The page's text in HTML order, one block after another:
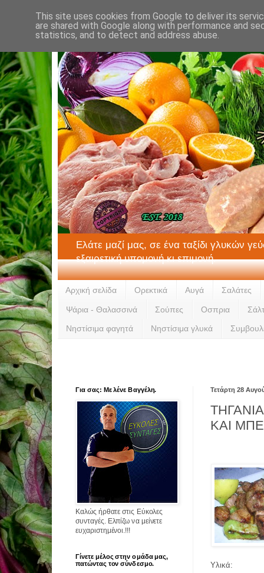
Ελάτε μαζί μας, σε ένα ταξίδι γλυκών
εξαιρετική υπομονή κι επιμονή.
Αρχική σελίδα Ορεκτικά Αυγά Σαλάτες
Ψάρια - Θαλασσινά Σούπες Οσπρια
Νηστίσιμα φαγητά Νηστίσιμα γλυκά
Τετάρτη 28
ΚΑΙ
Υλικά:
Για σας: Με λένε Βαγγέλη.
Καλώς ήρθατε στις Εύκολες
συνταγές. Ελπίζω να μείνετε
ευχαριστημένοι.!!!
Γίνετε μέλος στην ομάδα μας,
πατώντας τον σύνδεσμο.
This site uses cookies from Google to deliver its
are shared with Google along with performance and
statistics, and to detect and address abuse.